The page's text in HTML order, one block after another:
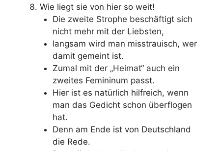
Wie liegt sie von hier so weit!
Die zweite Strophe beschäftigt sich
nicht mehr mit der Liebsten,
langsam wird man misstrauisch, wer
damit gemeint ist.
Zumal mit der „Heimat“ auch ein
zweites Femininum passt.
Hier ist es natürlich hilfreich, wenn
man das Gedicht schon überflogen
hat.
Denn am Ende ist von Deutschland
die Rede.